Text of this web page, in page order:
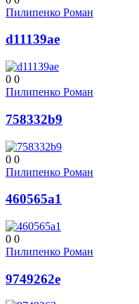
Пилипенко Роман
d11139ae
0 0
Пилипенко Роман
758332b9
0 0
Пилипенко Роман
460565a1
0 0
Пилипенко Роман
9749262e